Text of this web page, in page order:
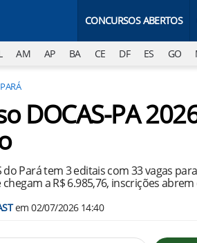
CONCURSOS ABERTOS
AM AP BA CE DF ES GO
PARÁ
DOCAS-PA
do Pará tem 3 editais com 33 vagas
a R$ 6.985,76, inscrições
em02/07/2026 14:40